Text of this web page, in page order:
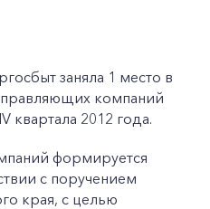
заняла 1 место в
компаний
квартала 2012 года.
формируется
с поручением
края, с целью